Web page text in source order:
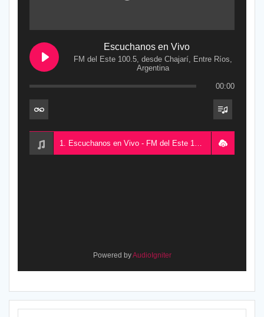
Escuchanos en Vivo
FM del Este 100.5, desde Chajarí, Entre Ríos,
Argentina
00:00
1. Escuchanos en Vivo - FM del Este 100.5, desde Chajarí, Entre Ríos, Argentina
Powered byAudioIgniter